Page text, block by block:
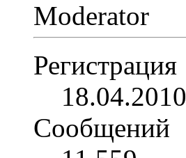
Moderator
Регистрация
18.04.2010
Сообщений